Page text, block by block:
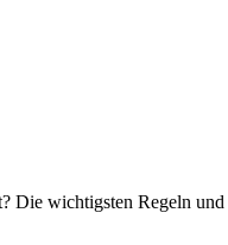
wichtigsten Regeln